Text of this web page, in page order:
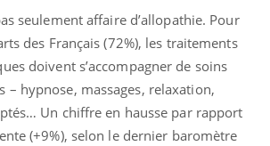
seulement affaire d’allopathie. Pour
des Français (72%), les traitements
doivent s’accompagner de soins
– hypnose, massages, relaxation,
Un chiffre en hausse par rapport
(+9%), selon le dernier baromètre